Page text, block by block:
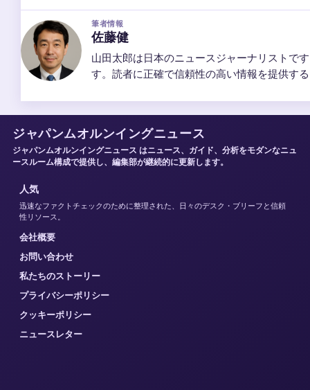
筆者情報
佐藤健
山田太郎は日本のニュースジャーナリストで
す。読者に正確で信頼性の高い情報を提供す
ジャパンムオルンイングニュース
ジャパンムオルンイングニュース はニュース、ガイド、分析をモダンなニュ
ースルーム構成で提供し、編集部が継続的に更新します。
人気
迅速なファクトチェックのために整理された、日々のデスク・ブリーフと信頼
性リソース。
会社概要
お問い合わせ
私たちのストーリー
プライバシーポリシー
クッキーポリシー
ニュースレター